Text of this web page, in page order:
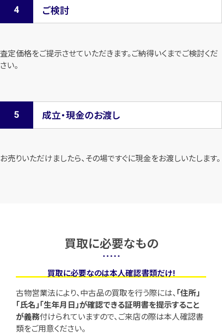
ご検討
査定価格をご提示させていただきます。ご納得いくまでご検討くだ
さい。
成立・現金のお渡し
お売りいただけましたら、その場ですぐに現金をお渡しいたします。
買取に必要なもの
買取に必要なのは本人確認書類だけ!
古物営業法により、中古品の買取を行う際には、「住所」
「氏名」「生年月日」が確認できる証明書を提示すること
が義務付けられていますので、ご来店の際は本人確認書
類をご用意ください。